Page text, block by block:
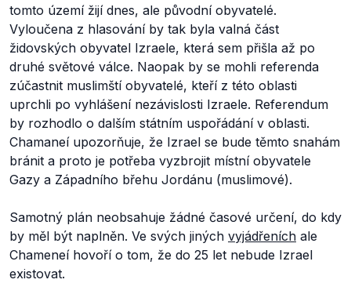
tomto území žijí dnes, ale původní obyvatelé.
Vyloučena z hlasování by tak byla valná část
židovských obyvatel Izraele, která sem přišla až po
druhé světové válce. Naopak by se mohli referenda
zúčastnit muslimští obyvatelé, kteří z této oblasti
uprchli po vyhlášení nezávislosti Izraele. Referendum
by rozhodlo o dalším státním uspořádání v oblasti.
Chamaneí upozorňuje, že Izrael se bude těmto snahám
bránit a proto je potřeba vyzbrojit místní obyvatele
Gazy a Západního břehu Jordánu (muslimové).
Samotný plán neobsahuje žádné časové určení, do kdy
by měl být naplněn. Ve svých jiných vyjádřeních ale
Chameneí hovoří o tom, že do 25 let nebude Izrael
existovat.